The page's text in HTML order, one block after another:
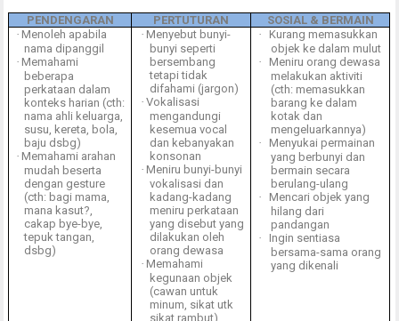
PENDENGARAN PERTUTURAN
SOSIAL & BERMAIN
· Menoleh apabila
nama dipanggil
· Memahami
beberapa
perkataan dalam
konteks harian (cth:
nama ahli keluarga,
susu, kereta, bola,
baju dsbg)
· Memahami arahan
mudah beserta
dengan gesture
(cth: bagi mama,
mana kasut?,
cakap bye-bye,
tepuk tangan,
dsbg)
· Menyebut bunyi-
bunyi seperti
bersembang
tetapi tidak
difahami (jargon)
· Vokalisasi
mengandungi
kesemua vocal
dan kebanyakan
konsonan
· Meniru bunyi-bunyi
vokalisasi dan
kadang-kadang
meniru perkataan
yang disebut yang
dilakukan oleh
orang dewasa
· Memahami
kegunaan objek
(cawan untuk
minum, sikat utk
sikat rambut)
·
Kurang memasukkan
objek ke dalam mulut
·
Meniru orang dewasa
melakukan aktiviti
(cth: memasukkan
barang ke dalam
kotak dan
mengeluarkannya)
·
Menyukai permainan
yang berbunyi dan
bermain secara
berulang-ulang
·
Mencari objek yang
hilang dari
pandangan
·
Ingin sentiasa
bersama-sama orang
yang dikenali